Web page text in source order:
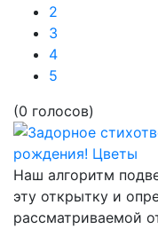
2
3
4
5
(0 голосов)
Наш алгоритм
эту открытку и
рассматриваемой